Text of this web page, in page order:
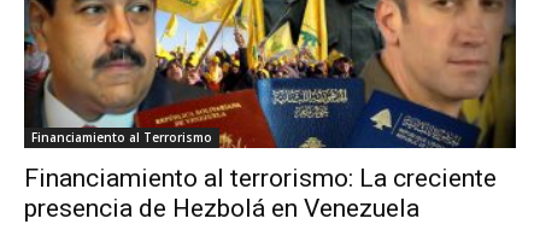
Financiamiento al Terrorismo
Financiamiento al terrorismo: La creciente
presencia de Hezbolá en Venezuela